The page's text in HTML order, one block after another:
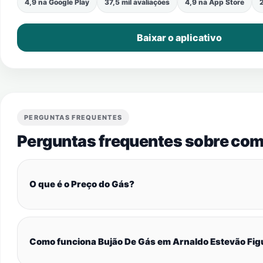
4,9 na Google Play 37,5 mil avaliações 4,9 na App Store
Baixar o aplicativo
PERGUNTAS FREQUENTES
Perguntas frequentes sobre
O que é o Preço do Gás?
Como funciona Bujão De Gás em Arnaldo Estevão